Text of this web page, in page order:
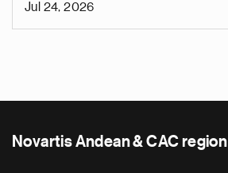
Jul 24, 2026
Novartis Andean & CAC region